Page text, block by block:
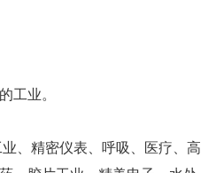
工业。
、精密仪表、呼吸、医疗、高